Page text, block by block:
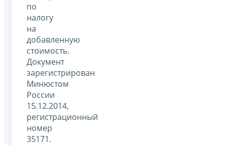
по
налогу
на
добавленную
стоимость.
Документ
зарегистрирован
Минюстом
России
15.12.2014,
регистрационный
номер
35171.